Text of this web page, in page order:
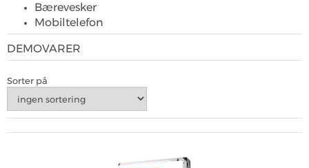
Bærevesker
Mobiltelefon
DEMOVARER
Sorter på